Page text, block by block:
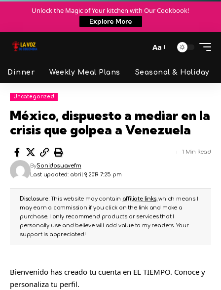
Unlock the Magic of Your kitchen with Our Cookbook!
Explore More
Aa
Dinner Weekly Meal Plans Seasonal & Holiday
Uncategorized
México, dispuesto a mediar en la
crisis que golpea a Venezuela
Last updated: abril 9, 2019 7:25 pm
BySonidosuavefm
1 Min Read
Disclosure:This website may contain affiliate links, which means I
may earn a commission if you click on the link and make a
purchase. I only recommend products or services that I
personally use and believe will add value to my readers. Your
support is appreciated!
Bienvenido has creado tu cuenta en EL TIEMPO. Conoce y
personaliza tu perfil.